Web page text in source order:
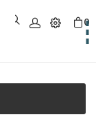
0